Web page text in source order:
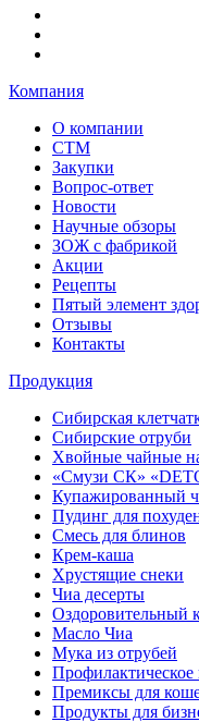
Компания
О компании
СТМ
Закупки
Вопрос-ответ
Новости
Научные обзоры
ЗОЖ с фабрикой
Акции
Рецепты
Пятый элемент
Отзывы
Контакты
Продукция
Сибирская
Сибирские отруби
Хвойные чайные
«Смузи СК»
Купажированный
Пудинг для
Смесь для блинов
Крем-каша
Хрустящие снеки
Чиа десерты
Оздоровительный
Масло Чиа
Мука из отрубей
Профилактическое
Премиксы для
Продукты для